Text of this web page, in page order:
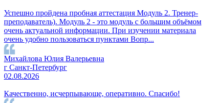
Успешно пройдена пробная аттестация Модуль 2. Тренер-
преподаватель). Модуль 2 - это модуль с большим объёмом
очень актуальной информации. При изучении материала
очень удобно пользоваться пунктами Вопр...
Михайлова Юлия Валерьевна
г Санкт-Петербург
02.08.2026
Качественно, исчерпывающе, оперативно. Спасибо!